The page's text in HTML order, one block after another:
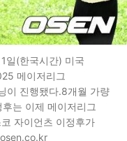
일(한국시간) 미국
메이저리그
이 진행됐다.8개월 가량
는 이제 메이저리그
자이언츠 이정후가